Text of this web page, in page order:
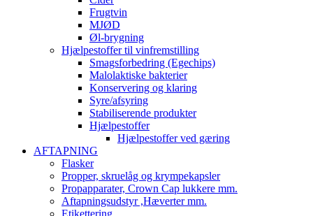
Frugtvin
MJØD
Øl-brygning
Hjælpestoffer til vinfremstilling
Smagsforbedring (Egechips)
Malolaktiske bakterier
Konservering og klaring
Syre/afsyring
Stabiliserende produkter
Hjælpestoffer
Hjælpestoffer ved gæring
AFTAPNING
Flasker
Propper, skruelåg og krympekapsler
Propapparater, Crown Cap lukkere mm.
Aftapningsudstyr ,Hæverter mm.
Etikettering